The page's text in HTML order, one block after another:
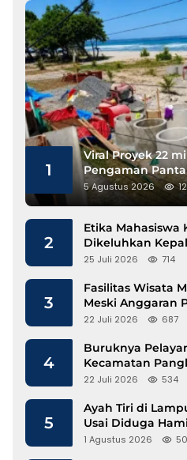
1
Viral Proyek 22
Pengaman
Gunakan Besi
5 Agustus 2026
2
Etika Mahasiswa
Dikeluhkan
25 Juli 2026 714
3
Fasilitas Wisata
Meski Anggaran
Mengalir
22 Juli 2026 687
4
Buruknya
Kecamatan
Disdukcapil
22 Juli 2026 534
5
Ayah Tiri di
Usai Diduga
1 Agustus 2026